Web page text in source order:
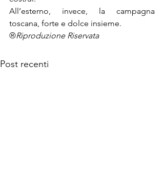
All’esterno, invece, la campagna
toscana, forte e dolce insieme.
®Riproduzione Riservata
Post recenti